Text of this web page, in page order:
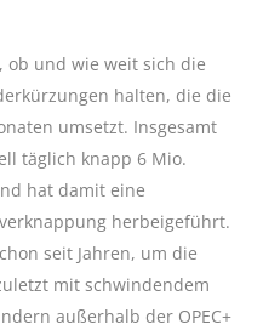
und wie weit sich die
halten, die die
umsetzt. Insgesamt
täglich knapp 6 Mio.
hat damit eine
herbeigeführt.
seit Jahren, um die
mit schwindendem
außerhalb der OPEC+